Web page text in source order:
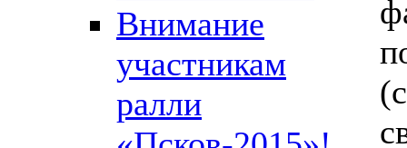
Внимание
участникам
ралли